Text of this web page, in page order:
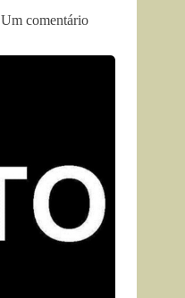
Um comentário